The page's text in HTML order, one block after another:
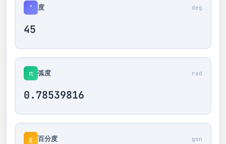
° 度 deg
π 弧度 rad
g 百分度 gon